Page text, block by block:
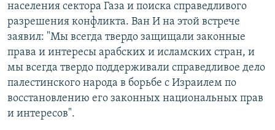
населения сектора Газа и поиска справедливого
разрешения конфликта. Ван И на этой встрече
заявил: "Мы всегда твердо защищали законные
права и интересы арабских и исламских стран, и
мы всегда твердо поддерживали справедливое дело
палестинского народа в борьбе с Израилем по
восстановлению его законных национальных прав
и интересов".